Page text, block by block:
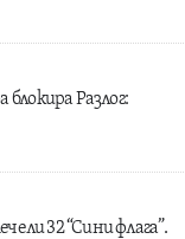
Разлог:
32 “Сини флага”.